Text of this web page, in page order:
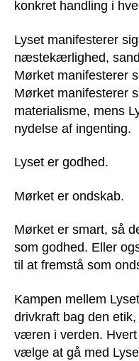
konkret handling i
Lyset manifesterer
næstekærlighed,
Mørket manifesterer
Mørket manifesterer
materialisme, mens
nydelse af ingenting.
Lyset er godhed.
Mørket er ondskab.
Mørket er smart, så
som godhed. Eller
til at fremstå som
Kampen mellem
drivkraft bag den
væren i verden.
vælge at gå med